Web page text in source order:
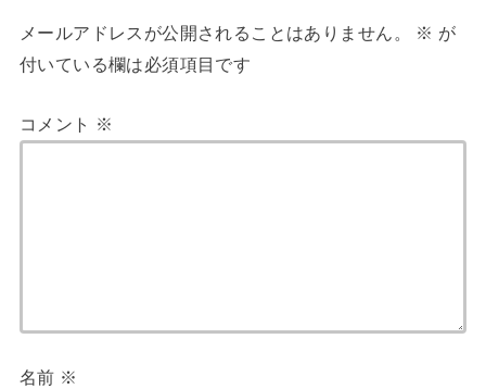
メールアドレスが公開されることはありません。 ※ が
付いている欄は必須項目です
コメント ※
名前 ※